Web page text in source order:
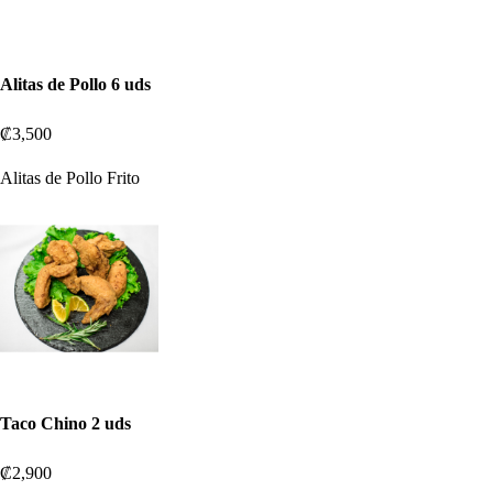
Alitas de Pollo 6 uds
₡3,500
Alitas de Pollo Frito
Taco Chino 2 uds
₡2,900